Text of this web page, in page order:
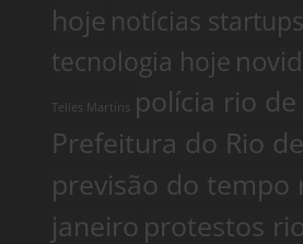
hoje notícias startups
tecnologia hoje
Telles Martins polícia rio
Prefeitura do Rio
previsão do tempo
janeiro protestos